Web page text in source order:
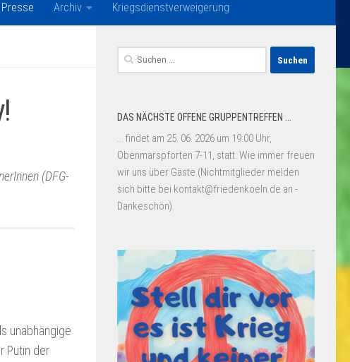
Presse Archiv Kriegsdienstverweigerung
(DFG-
unabhängige
Putin der
Suchen
nach:
DAS NÄCHSTE OFFENE GRUPPENTREFFEN ...
... findet am 25. 06. 2026 um 19:00 Uhr,
Obenmarspforten 7-11, statt. Wie immer freuen
wir uns über Gäste (Nichtmitglieder melden
sich bitte bei kontakt@friedenkoeln.de an -
Dankeschön).